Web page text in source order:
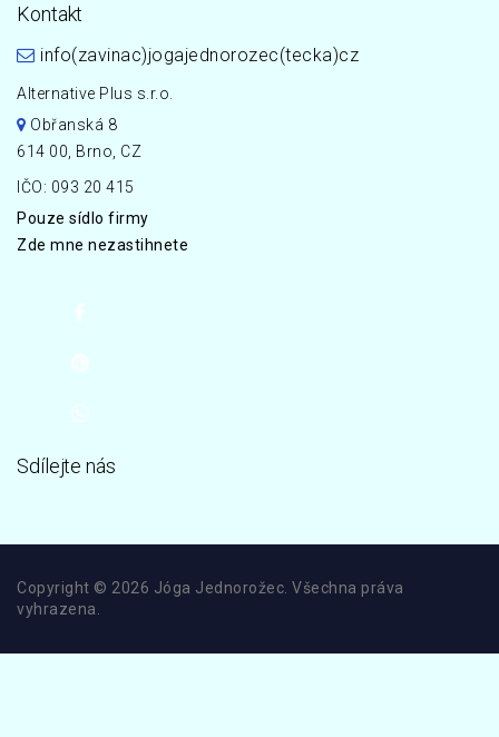
Kontakt
info(zavinac)jogajednorozec(tecka)cz
Alternative Plus s.r.o.
Obřanská 8
614 00, Brno, CZ
IČO: 093 20 415
Pouze sídlo firmy
Zde mne nezastihnete
Sdílejte nás
Copyright © 2026 Jóga Jednorožec. Všechna práva
vyhrazena.